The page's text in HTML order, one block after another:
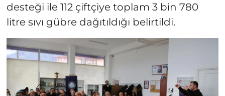
desteği ile 112 çiftçiye toplam 3 bin 780
litre sıvı gübre dağıtıldığı belirtildi.